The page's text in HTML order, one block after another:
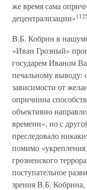
же время сама
децентрализации»
В.Б. Кобрин в
«Иван Грозный»
государем Иваном
печальному
зависимости от
опричнина
объективно
времени», но с
преследовало
помимо
грозненского
поступательное
зрения В.Б.